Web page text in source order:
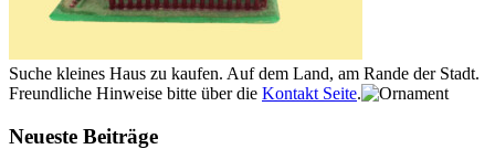
Suche kleines Haus zu kaufen. Auf dem Land, am Rande der Stadt.
Freundliche Hinweise bitte über die Kontakt Seite.
Neueste Beiträge